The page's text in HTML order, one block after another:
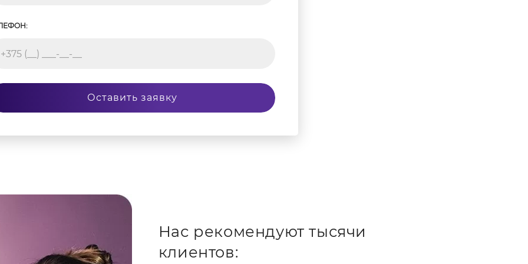
Оставить заявку
Нас рекомендуют тысячи
клиентов: